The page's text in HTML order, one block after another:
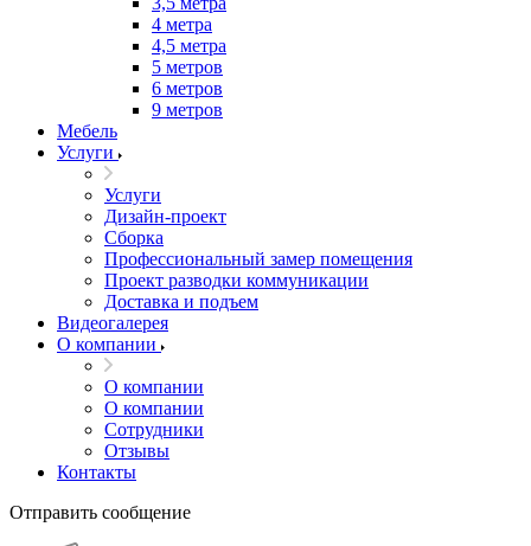
4 метра
4,5 метра
5 метров
6 метров
9 метров
Мебель
Услуги
Услуги
Дизайн-проект
Сборка
Профессиональный замер помещения
Проект разводки коммуникации
Доставка и подъем
Видеогалерея
О компании
О компании
О компании
Сотрудники
Отзывы
Контакты
Отправить сообщение